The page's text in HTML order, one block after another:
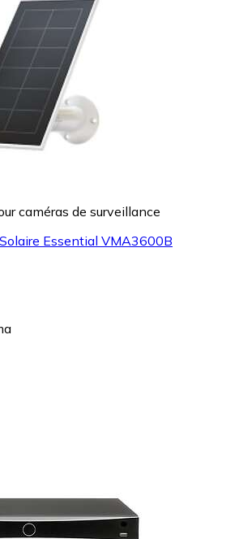
caméras de surveillance
Essential VMA3600B